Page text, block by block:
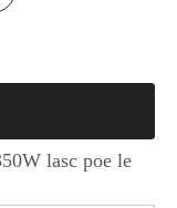
lasc poe le